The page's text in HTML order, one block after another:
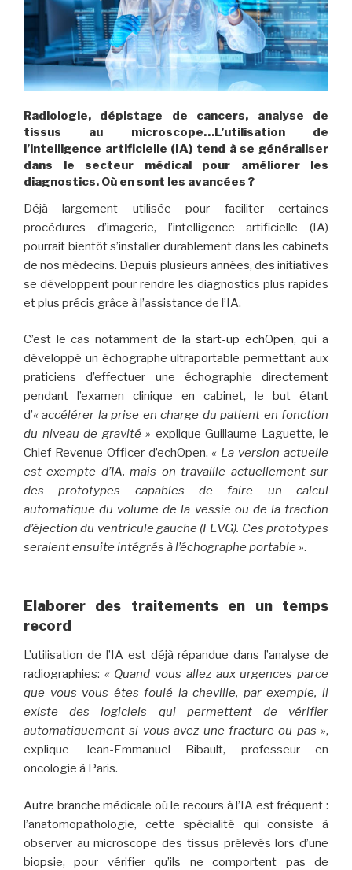
Radiologie, dépistage de cancers, analyse de
tissus au microscope…L’utilisation de
l’intelligence artificielle (IA) tend à se généraliser
dans le secteur médical pour améliorer les
diagnostics. Où en sont les avancées ?
Déjà largement utilisée pour faciliter certaines
procédures d’imagerie, l’intelligence artificielle (IA)
pourrait bientôt s’installer durablement dans les cabinets
de nos médecins. Depuis plusieurs années, des initiatives
se développent pour rendre les diagnostics plus rapides
et plus précis grâce à l’assistance de l’IA.
C’est le cas notamment de lastart-up echOpen, qui a
développé un échographe ultraportable permettant aux
praticiens d’effectuer une échographie directement
pendant l’examen clinique en cabinet, le but étant
d’« accélérer la prise en charge du patient en fonction
du niveau de gravité » explique Guillaume Laguette, le
Chief Revenue Officer d’echOpen.« La version actuelle
est exempte d’IA, mais on travaille actuellement sur
des prototypes capables de faire un calcul
automatique du volume de la vessie ou de la fraction
d’éjection du ventricule gauche (FEVG). Ces prototypes
seraient ensuite intégrés à l’échographe portable ».
Elaborer des traitements en un temps
record
L’utilisation de l’IA est déjà répandue dans l’analyse de
radiographies: « Quand vous allez aux urgences parce
que vous vous êtes foulé la cheville, par exemple, il
existe des logiciels qui permettent de vérifier
automatiquement si vous avez une fracture ou pas »,
explique Jean-Emmanuel Bibault, professeur en
oncologie à Paris.
Autre branche médicale où le recours à l’IA est fréquent :
l’anatomopathologie, cette spécialité qui consiste à
observer au microscope des tissus prélevés lors d’une
biopsie, pour vérifier qu’ils ne comportent pas de